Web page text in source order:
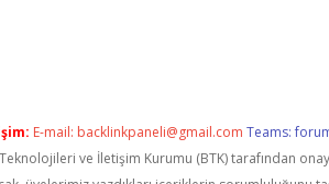
E-mail: backlinkpaneli@gmail.com Teams:
Teknolojileri ve İletişim Kurumu (BTK) tarafından